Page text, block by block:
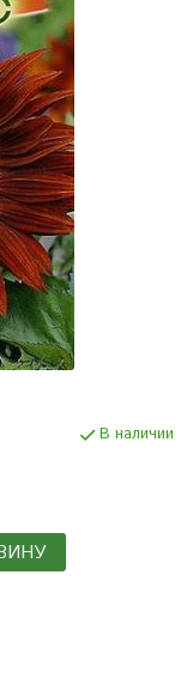
В наличии